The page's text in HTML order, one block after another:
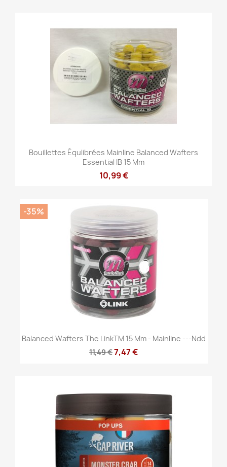
Bouillettes Équlibrées Mainline Balanced Wafters
Essential IB 15 Mm
10,99 €
Balanced Wafters The LinkTM 15 Mm - Mainline ---ndd
11,49 €7,47 €
-35%